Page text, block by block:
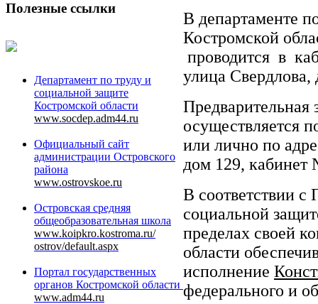
Полезные ссылки
Департамент по труду и
социальной защите
Костромской области
www.socdep.adm44.ru
Официальный сайт
администрации Островского
района
www.ostrovskoe.ru
Островская средняя
общеобразовательная школа
www.koipkro.kostroma.ru/
ostrov/default.aspx
Портал государственных
органов Костромской области
www.adm44.ru
В департаменте
Костромской
проводится в
улица Свердлова,
Предварительная
осуществляется
или лично по
дом 129, кабинет
В соответствии
социальной
пределах своей
области
исполнение
федерального и